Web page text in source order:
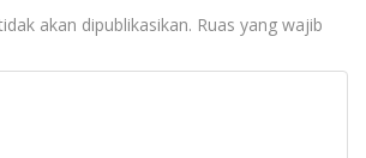
akan dipublikasikan. Ruas yang wajib